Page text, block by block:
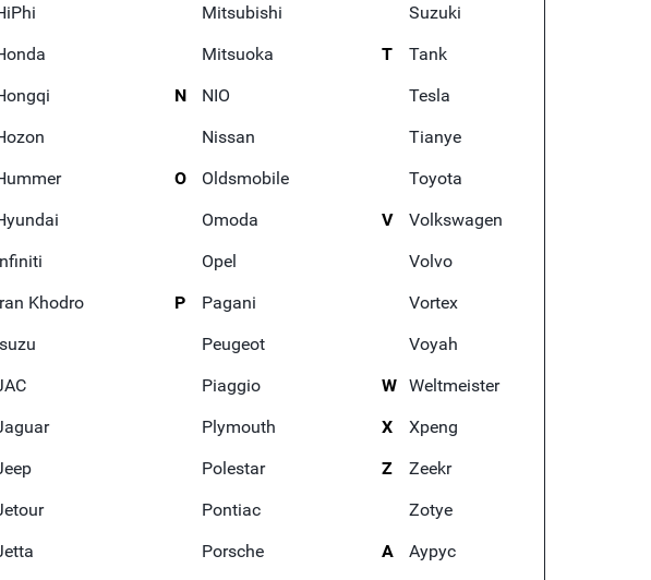
Khodro
Mitsubishi
Mitsuoka
N
NIO
Nissan
O
Oldsmobile
Omoda
Opel
P
Pagani
Peugeot
Piaggio
Plymouth
Polestar
Pontiac
Porsche
Suzuki
T
Tank
Tesla
Tianye
Toyota
V
Volkswagen
Volvo
Vortex
Voyah
W Weltmeister
X
Xpeng
Z
Zeekr
Zotye
А
Аурус